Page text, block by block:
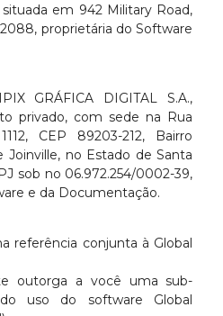
em 942 Military Road,
proprietária do Software
GRÁFICA DIGITAL S.A.,
privado, com sede na Rua
CEP 89203-212, Bairro
Joinville, no Estado de Santa
sob no 06.972.254/0002-39,
e da Documentação.
referência conjunta à Global
outorga a você uma sub-
do uso do software Global